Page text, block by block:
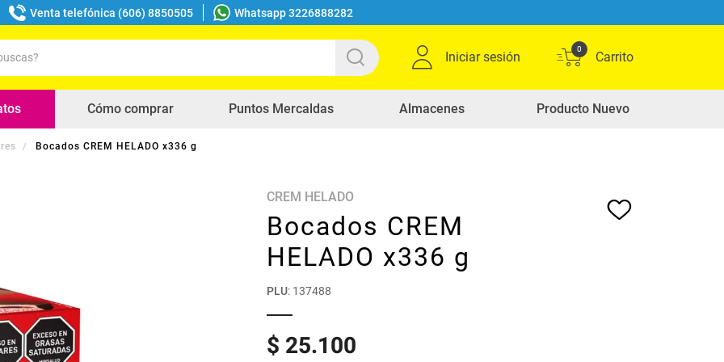
Venta telefónica (606) 8850505 Whatsapp 3226888282
Iniciar sesión
0
Cómo comprar Puntos Mercaldas Almacenes Producto Nuevo
Bocados CREM HELADO x336 g
CREM HELADO
Bocados CREM
HELADO x336 g
PLU: 137488
$ 25.100
buscados